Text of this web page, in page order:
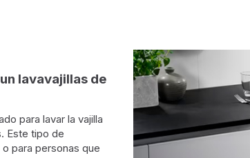
lavavajillas de
para lavar la vajilla
Este tipo de
para personas que